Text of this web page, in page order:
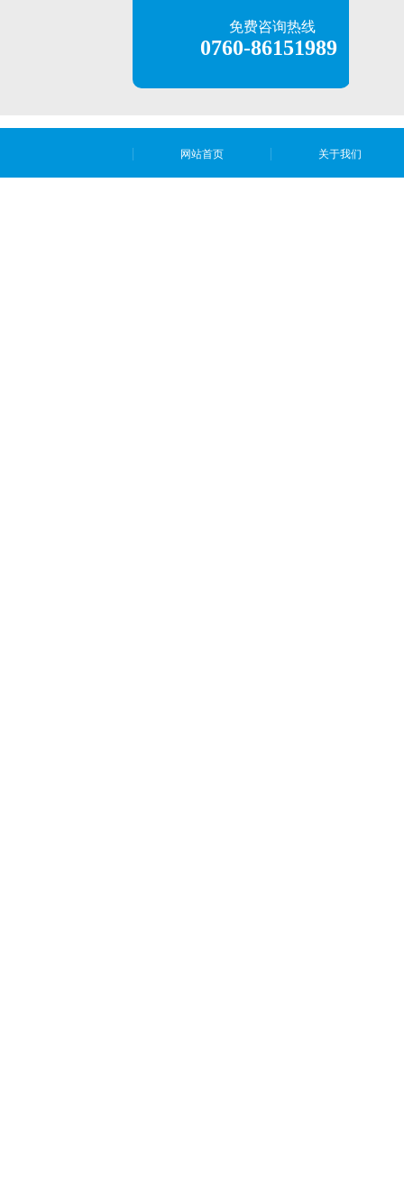
免费咨询热线
0760-86151989
网站首页 关于我们